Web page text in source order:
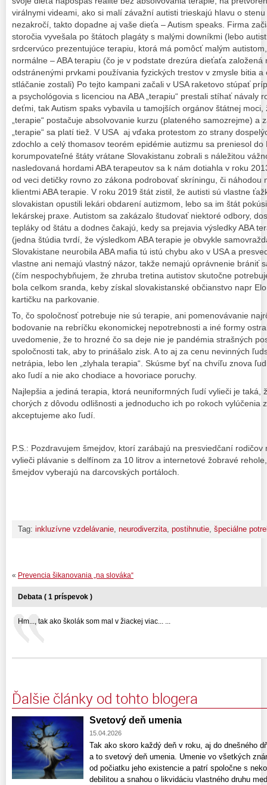
virálnymi videami, ako si malí závažní autisti trieskajú hlavu o
nezakročí, takto dopadne aj vaše dieťa – Autism speaks. Firma
storočia vyvešala po štátoch plagáty s malými downíkmi (lebo
srdcervúco prezentujúce terapiu, ktorá má pomôcť malým
normálne – ABA terapiu (čo je v podstate drezúra dieťaťa založená
odstránenými prvkami používania fyzických trestov v zmysle bitia a
stláčanie zostali) Po tejto kampani začali v USA raketovo stúpať
a psychológovia s licenciou na ABA „terapiu“ prestali stíhať návaly
deťmi, tak Autism spaks vybavila u tamojších orgánov štátnej moci,
„terapie“ postačuje absolvovanie kurzu (plateného samozrejme) a
„terapie“ sa platí tiež. V USA aj vďaka protestom zo strany
zdochlo a celý thomasov teorém epidémie autizmu sa preniesol
korumpovateľné štáty vrátane Slovakistanu zobrali s náležitou
nasledovaná hordami ABA terapeutov sa k nám dotiahla v roku
od veci detičky rovno zo zákona podrobovať skríningu, či náhodou
klientmi ABA terapie. V roku 2019 štát zistil, že autisti sú vlastne
slovakistan opustili lekári obdarení autizmom, lebo sa im štát
lekárskej praxe. Autistom sa zakázalo študovať niektoré odbory,
tepláky od štátu a dodnes čakajú, kedy sa prejavia výsledky ABA
(jedna štúdia tvrdí, že výsledkom ABA terapie je obvykle
Slovakistane neurobila ABA mafia tú istú chybu ako v USA a
vlastne ani nemajú vlastný názor, takže nemajú oprávnenie brániť
(čím nespochybňujem, že zhruba tretina autistov skutočne
bola celkom sranda, keby získal slovakistanské občianstvo napr
kartičku na parkovanie.
To, čo spoločnosť potrebuje nie sú terapie, ani pomenovávanie
bodovanie na rebríčku ekonomickej nepotrebnosti a iné formy
uvedomenie, že to hrozné čo sa deje nie je pandémia strašných
spoločnosti tak, aby to prinášalo zisk. A to aj za cenu nevinných
netrápia, lebo len „zlyhala terapia“. Skúsme byť na chvíľu znova
ako ľudí a nie ako chodiace a hovoriace poruchy.
Najlepšia a jediná terapia, ktorá neuniformných ľudí vylieči je taká,
chorých z dôvodu odlišnosti a jednoducho ich po rokoch vylúčenia
akceptujeme ako ľudí.
P.S.: Pozdravujem šmejdov, ktorí zarábajú na presviedčaní
vylieči plávanie s delfínom za 10 litrov a internetové žobravé
šmejdov vyberajú na darcovských portáloch.
Tag: inkluzívne vzdelávanie, neurodiverzita, postihnutie, špeciálne
« Prevencia šikanovania „na slováka“
Debata ( 1 príspevok )
Hm..., tak ako školák som mal v žiackej viac... ...
Ďalšie články od tohto blogera
Svetový deň umenia
15.04.2026
Tak ako skoro každý deň v roku, aj do dnešného
a to svetový deň umenia. Umenie vo všetkých
od počiatku jeho existencie a patrí spoločne s
debilitou a snahou o likvidáciu vlastného druhu